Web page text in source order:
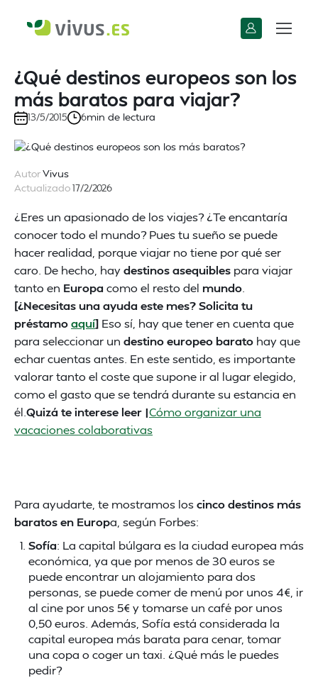
¿Qué destinos europeos son los
más baratos para viajar?
13/5/2015 6min de lectura
AutorVivus
Actualizado17/2/2026
¿Eres un apasionado de los viajes? ¿Te encantaría
conocer todo el mundo? Pues tu sueño se puede
hacer realidad, porque viajar no tiene por qué ser
caro. De hecho, haydestinos asequibles para viajar
tanto en Europa como el resto del mundo
[¿Necesitas una ayuda este mes? Solicita tu
préstamoaquí] Eso sí, hay que tener en cuenta que
para seleccionar un destino europeo barato hay que
echar cuentas antes. En este sentido, es importante
valorar tanto el coste que supone ir al lugar elegido,
como el gasto que se tendrá durante su estancia en
él. Quizá te interese leer |Cómo organizar una
vacaciones colaborativas
Para ayudarte, te mostramos loscinco destinos más
baratos en Europa, según Forbes:
Sofía: La capital búlgara es la ciudad europea más
económica, ya que por menos de 30 euros se
puede encontrar un alojamiento para dos
personas, se puede comer de menú por unos 4€, ir
al cine por unos 5€ y tomarse un café por unos
0,50 euros. Además, Sofía está considerada la
capital europea más barata para cenar, tomar
una copa o coger un taxi. ¿Qué más le puedes
pedir?